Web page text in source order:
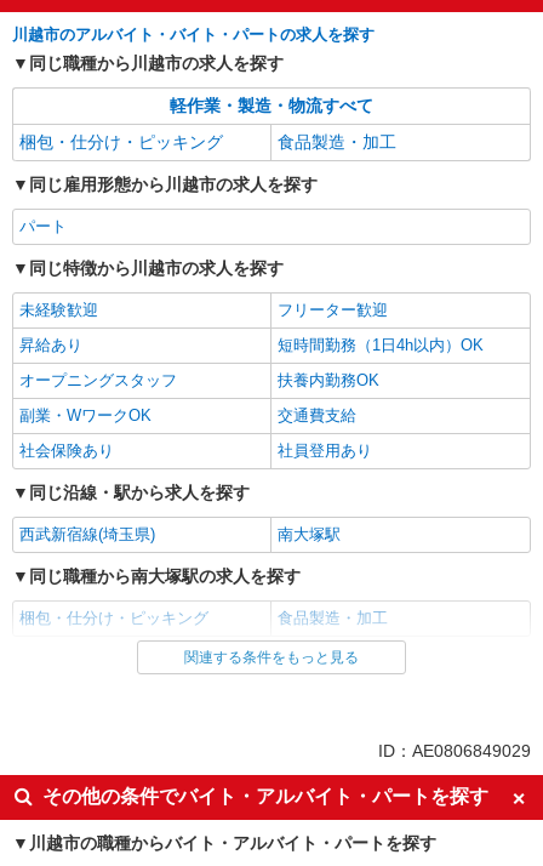
派遣社員
ランスタッド株式会社 所沢支店（所沢事業所）/FTRZ115149
仕分け・ピッキング・梱包
時給1500円 お仕事の内容・職種・勤務地によ
り異なります ※交通費実費支給／当社規定あり。
埼玉県川越市 お仕事内容により異なります
川越市のアルバイト・バイト・パートの求人を探す
同じ職種から川越市の求人を探す
軽作業・製造・物流すべて
梱包・仕分け・ピッキング
食品製造・加工
同じ雇用形態から川越市の求人を探す
パート
同じ特徴から川越市の求人を探す
未経験歓迎
フリーター歓迎
昇給あり
短時間勤務（1日4h以内）OK
オープニングスタッフ
扶養内勤務OK
副業・WワークOK
交通費支給
社会保険あり
社員登用あり
同じ沿線・駅から求人を探す
西武新宿線(埼玉県) 南大塚駅
同じ職種から南大塚駅の求人を探す
梱包・仕分け・ピッキング 食品製造・加工
同じ雇用形態から南大塚駅の求人を探す
未経験歓迎
フリーター歓迎
昇給あり
短時間勤務（1日4h以内）OK
オープニングスタッフ
扶養内勤務OK
関連する条件をもっと見る
ID：AE0806849029
その他の条件でバイト・アルバイト・パートを探す
川越市の職種からバイト・アルバイト・パートを探す